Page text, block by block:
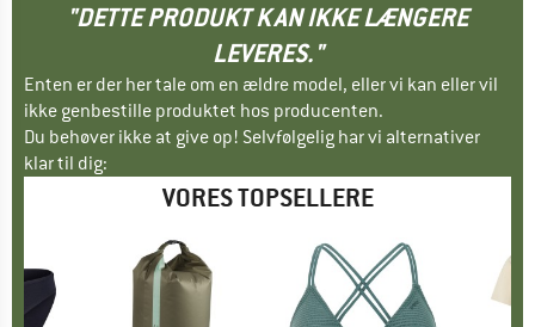
"DETTE PRODUKT KAN IKKE LÆNGERE
LEVERES."
Enten er der her tale om en ældre model, eller vi kan eller vil
ikke genbestille produktet hos producenten.
Du behøver ikke at give op! Selvfølgelig har vi alternativer
klar til dig:
VORES TOPSELLERE